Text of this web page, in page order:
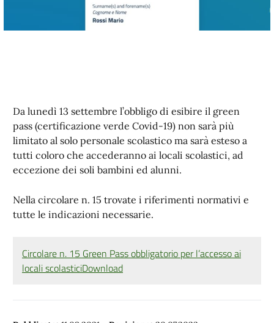
Da lunedì 13 settembre l’obbligo di esibire il green
pass (certificazione verde Covid-19) non sarà più
limitato al solo personale scolastico ma sarà esteso a
tutti coloro che accederanno ai locali scolastici, ad
eccezione dei soli bambini ed alunni.
Nella circolare n. 15 trovate i riferimenti normativi e
tutte le indicazioni necessarie.
Circolare n. 15 Green Pass obbligatorio per l’accesso ai
locali scolasticiDownload